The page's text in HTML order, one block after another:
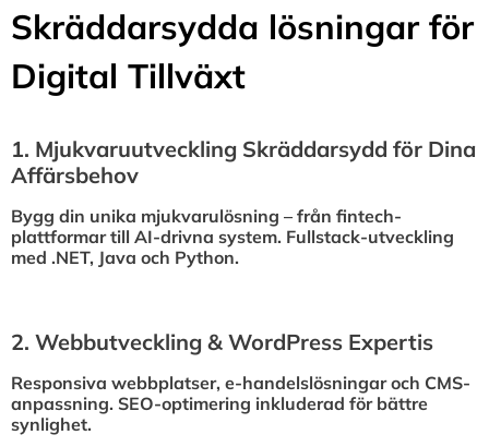
Skräddarsydda lösningar för
Digital Tillväxt
1.⁠ ⁠Mjukvaruutveckling Skräddarsydd för Dina
Affärsbehov
Bygg din unika mjukvarulösning – från fintech-
plattformar till AI-drivna system. Fullstack-utveckling
med .NET, Java och Python.
2.⁠ ⁠Webbutveckling & WordPress Expertis
Responsiva webbplatser, e-handelslösningar och CMS-
anpassning. SEO-optimering inkluderad för bättre
synlighet.